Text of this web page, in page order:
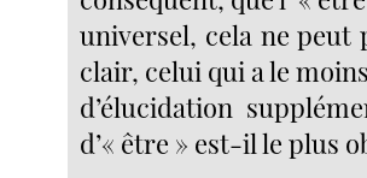
universel, cela ne peut
clair, celui qui a le
d’élucidation
d’« être » est-il le plus